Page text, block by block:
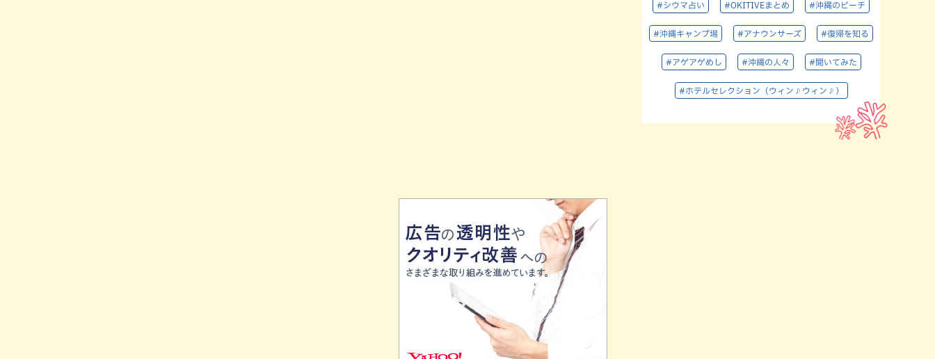
#シウマ占い #OKITIVEまとめ #沖縄のビーチ
#沖縄キャンプ場 #アナウンサーズ #復帰を知る
#アゲアゲめし #沖縄の人々 #聞いてみた
#ホテルセレクション（ウィン♪ウィン♪）